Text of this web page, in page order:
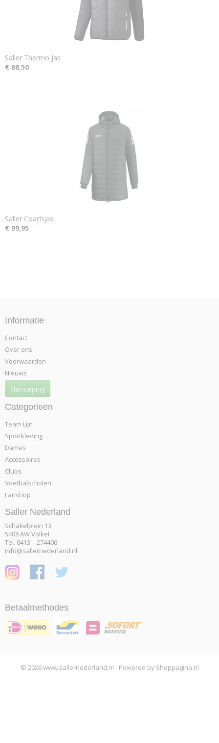
Saller Thermo Jas
€ 88,50
Saller Coachjas
€ 99,95
Informatie
Contact
Over ons
Voorwaarden
Nieuws
Herroeping
Categorieën
Team Lijn
Sportkleding
Dames
Accessoires
Clubs
Voetbalscholen
Fanshop
Saller Nederland
Schakelplein 13
5408 AW Volkel
Tel. 0413 – 274406
info@sallernederland.nl
Betaalmethodes
© 2026 www.sallernederland.nl - Powered by Shoppagina.nl